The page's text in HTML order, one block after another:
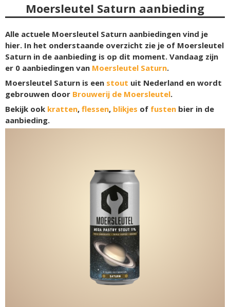
Moersleutel Saturn aanbieding
Alle actuele Moersleutel Saturn aanbiedingen vind je
hier. In het onderstaande overzicht zie je of Moersleutel
Saturn in de aanbieding is op dit moment. Vandaag zijn
er 0 aanbiedingen van Moersleutel Saturn.
Moersleutel Saturn is een stout uit Nederland en wordt
gebrouwen door Brouwerij de Moersleutel.
Bekijk ook kratten, flessen, blikjes of fusten bier in de
aanbieding.